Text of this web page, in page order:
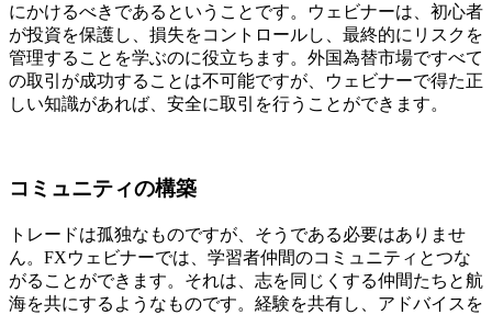
にかけるべきであるということです。ウェビナーは、初心者
が投資を保護し、損失をコントロールし、最終的にリスクを
管理することを学ぶのに役立ちます。外国為替市場ですべて
の取引が成功することは不可能ですが、ウェビナーで得た正
しい知識があれば、安全に取引を行うことができます。
コミュニティの構築
トレードは孤独なものですが、そうである必要はありませ
ん。FXウェビナーでは、学習者仲間のコミュニティとつな
がることができます。それは、志を同じくする仲間たちと航
海を共にするようなものです。経験を共有し、アドバイスを